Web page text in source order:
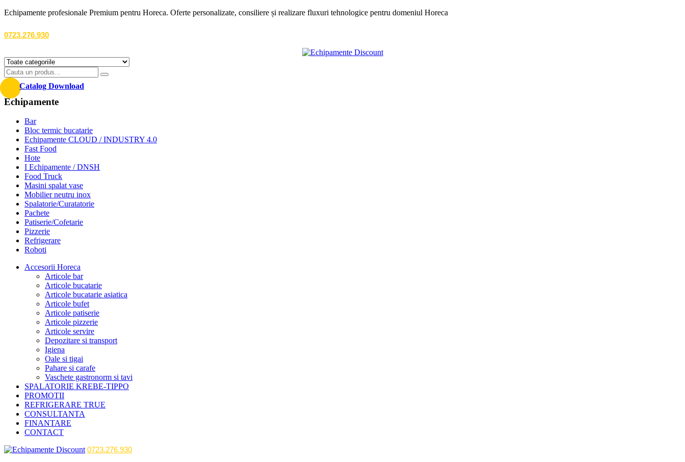
Echipamente profesionale Premium pentru Horeca. Oferte personalizate, consiliere și realizare fluxuri tehnologice pentru domeniul Horeca
0723.276.930
Catalog Download
Echipamente
Bar
Bloc termic bucatarie
Echipamente CLOUD / INDUSTRY 4.0
Fast Food
Hote
I Echipamente / DNSH
Food Truck
Masini spalat vase
Mobilier neutru inox
Spalatorie/Curatatorie
Pachete
Patiserie/Cofetarie
Pizzerie
Refrigerare
Roboti
Accesorii Horeca
Articole bar
Articole bucatarie
Articole bucatarie asiatica
Articole bufet
Articole patiserie
Articole pizzerie
Articole servire
Depozitare si transport
Igiena
Oale si tigai
Pahare si carafe
Vaschete gastronorm si tavi
SPALATORIE KREBE-TIPPO
PROMOTII
REFRIGERARE TRUE
CONSULTANTA
FINANTARE
CONTACT
0723.276.930